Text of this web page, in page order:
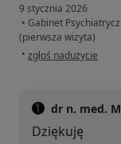
9 stycznia 2026
• Gabinet
(pierwsza wizyta)
• w opinii użytkownika
zgłoś nadużycie
dr n. med.
Dziękuję